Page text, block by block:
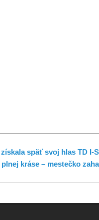
späť svoj hlas TD
plnej kráse – mestečko